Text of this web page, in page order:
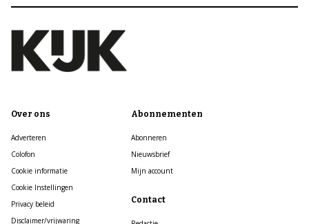
Over ons
Adverteren
Colofon
Cookie informatie
Cookie Instellingen
Privacy beleid
Disclaimer/vrijwaring
Abonnementen
Abonneren
Nieuwsbrief
Mijn account
Contact